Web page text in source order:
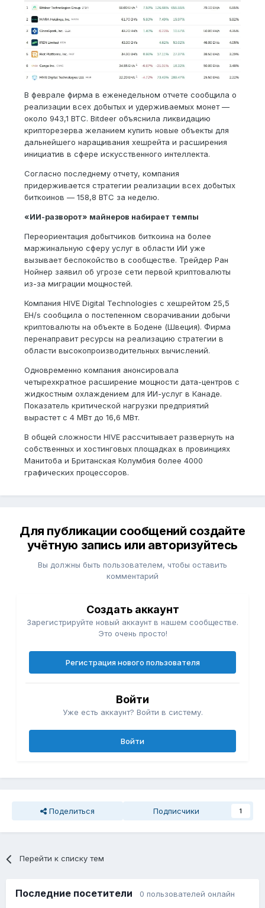
В феврале фирма в еженедельном отчете сообщила о
реализации всех добытых и удерживаемых монет —
около 943,1 BTC. Bitdeer объяснила ликвидацию
крипторезерва желанием купить новые объекты для
дальнейшего наращивания хешрейта и расширения
инициатив в сфере искусственного интеллекта.
Согласно последнему отчету, компания
придерживается стратегии реализации всех добытых
биткоинов — 158,8 BTC за неделю.
«ИИ-разворот» майнеров набирает темпы
Переориентация добытчиков биткоина на более
маржинальную сферу услуг в области ИИ уже
вызывает беспокойство в сообществе. Трейдер Ран
Нойнер заявил об угрозе сети первой криптовалюты
из-за миграции мощностей.
Компания HIVE Digital Technologies с хешрейтом 25,5
EH/s сообщила о постепенном сворачивании добычи
криптовалюты на объекте в Бодене (Швеция). Фирма
перенаправит ресурсы на реализацию стратегии в
области высокопроизводительных вычислений.
Одновременно компания анонсировала
четырехкратное расширение мощности дата-центров с
жидкостным охлаждением для ИИ-услуг в Канаде.
Показатель критической нагрузки предприятий
вырастет с 4 МВт до 16,6 МВт.
В общей сложности HIVE рассчитывает развернуть на
собственных и хостинговых площадках в провинциях
Манитоба и Британская Колумбия более 4000
графических процессоров.
Для публикации сообщений создайте
учётную запись или авторизуйтесь
Вы должны быть пользователем, чтобы оставить
комментарий
Создать аккаунт
Зарегистрируйте новый аккаунт в нашем сообществе.
Это очень просто!
Регистрация нового пользователя
Войти
Уже есть аккаунт? Войти в систему.
Войти
Поделиться Подписчики 1
Перейти к списку тем
Последние посетители 0 пользователей онлайн